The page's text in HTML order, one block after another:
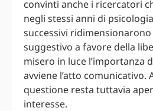
convinti anche i ricercatori
negli stessi anni di
successivi
suggestivo a favore della
misero in luce l’importanza
avviene l’atto comunicativo.
questione resta tuttavia
interesse.